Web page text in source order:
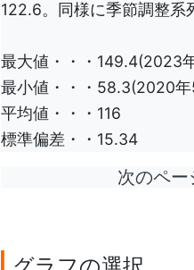
122.6。同様に季節調整系
最大値・・・149.4(2023
最小値・・・58.3(2020
平均値・・・116
標準偏差・・15.34
次のペー